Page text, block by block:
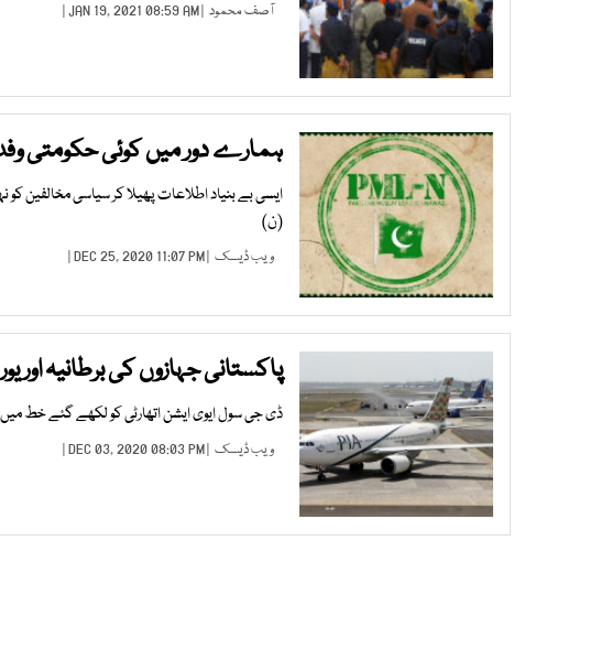
آصف محمود | JAN 19, 2021 08:59 AM |
ہمارے دور میں کوئی حکومتی
ایسی بے بنیاد اطلاعات پھیلا کر سیاسی مخالفین
(ن)
ویب ڈیسک | DEC 25, 2020 11:07 PM |
پاکستانی جہازوں کی برطانیہ اور
ڈی جی سول ایوی ایشن اتھارٹی کو لکھے گئے خط میں
ویب ڈیسک | DEC 03, 2020 08:03 PM |